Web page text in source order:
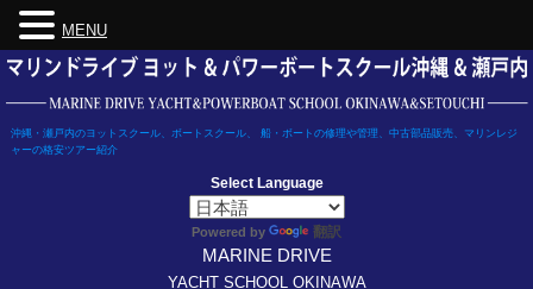
Skip
content
沖縄・瀬戸内のヨットスクール、ボートスクール、 船・ボートの修理や管理、中古部品販売、マリンレジ
ャーの格安ツアー紹介
Select Language
Powered by 翻訳
MARINE DRIVE
YACHT SCHOOL OKINAWA
MENU